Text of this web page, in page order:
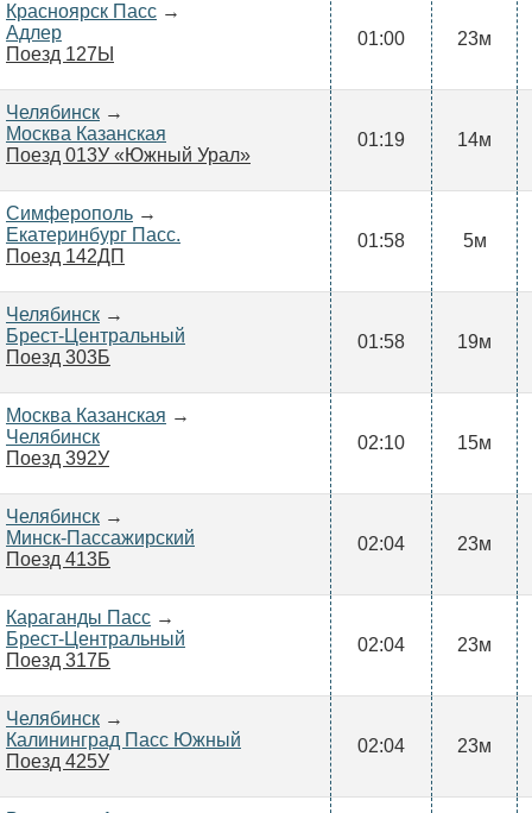
Красноярск Пасс →
Адлер
Поезд 127Ы
01:00 23м
Челябинск →
Москва Казанская
Поезд 013У «Южный Урал»
01:19 14м
Симферополь →
Екатеринбург Пасс.
Поезд 142ДП
01:58 5м
Челябинск →
Брест-Центральный
Поезд 303Б
01:58 19м
Москва Казанская →
Челябинск
Поезд 392У
02:10 15м
Челябинск →
Минск-Пассажирский
Поезд 413Б
02:04 23м
Караганды Пасс →
Брест-Центральный
Поезд 317Б
02:04 23м
Челябинск →
Калининград Пасс Южный
Поезд 425У
02:04 23м